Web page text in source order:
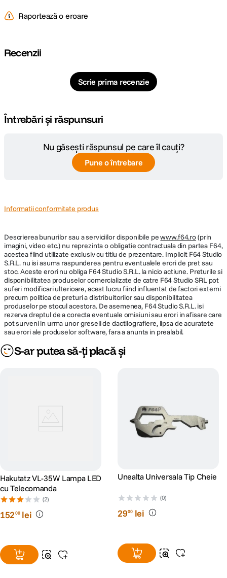
Raportează o eroare
Recenzii
Scrie prima recenzie
Întrebări și răspunsuri
Nu găsești răspunsul pe care îl cauți?
Pune o întrebare
Informatii conformitate produs
Descrierea bunurilor sau a serviciilor disponibile pewww.f64.ro(prin
imagini, video etc.) nu reprezinta o obligatie contractuala din partea F64,
acestea fiind utilizate exclusiv cu titlu de prezentare. Implicit F64 Studio
S.R.L. nu isi asuma raspunderea pentru eventualele erori de pret sau
stoc. Aceste erori nu obliga F64 Studio S.R.L. la nicio actiune. Preturile si
disponibilitatea produselor comercializate de catre F64 Studio SRL pot
suferi modificari ulterioare, acest lucru fiind influentat de factori externi
precum politica de preturi a distribuitorilor sau disponibilitatea
produselor pe stocul acestora. De asemenea, F64 Studio S.R.L. isi
rezerva dreptul de a corecta eventuale omisiuni sau erori in afisare care
pot surveni in urma unor greseli de dactilografiere, lipsa de acuratete
sau erori ale produselor software, fara a anunta in prealabil.
S-ar putea să-ți placă și
Hakutatz VL-35W Lampa LED
cu Telecomanda
(2)
15200 lei
Unealta Universala Tip Cheie
(0)
2900 lei